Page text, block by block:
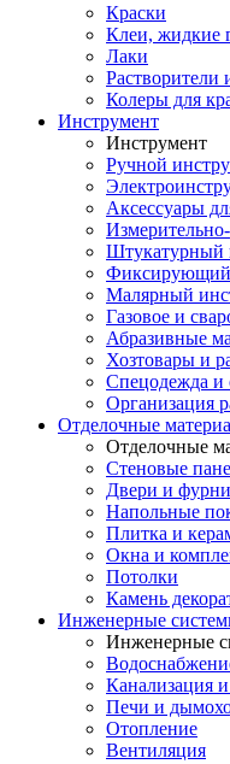
Краски
Клеи, жидкие
Лаки
Растворители
Колеры для
Инструмент
Инструмент
Ручной
Аксессуары
Штукатурный
Фиксирующий
Малярный
Газовое и
Абразивные
Хозтовары и
Спецодежда и
Организация
Отделочные
Отделочные
Стеновые
Двери и
Напольные
Плитка и
Окна и
Потолки
Камень
Инженерные
Инженерные
Канализация
Печи и
Отопление
Вентиляция